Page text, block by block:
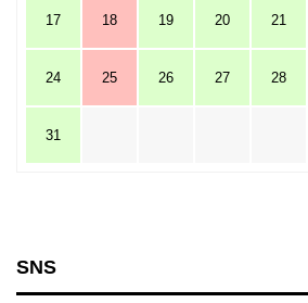
17 18 19 20 21
24 25 26 27 28
31
SNS